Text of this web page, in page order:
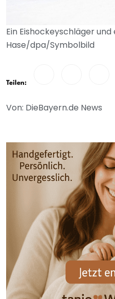
Ein Eishockeyschläger
Hase/dpa/Symbolbild
Teilen:
Von: DieBayern.de News